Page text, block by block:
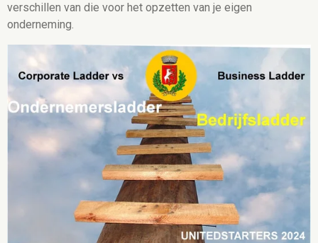
verschillen van die voor het opzetten van je eigen
onderneming.